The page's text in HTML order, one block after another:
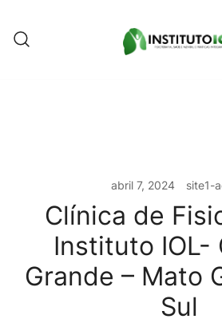
para
conteúdo
abril 7, 2024 site1-
Clínica de
Instituto IOL-
Grande – Mato
Sul